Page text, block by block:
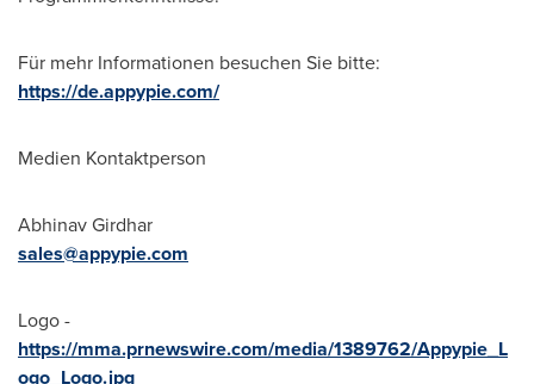
Für mehr Informationen besuchen Sie bitte:
https://de.appypie.com/
Medien Kontaktperson
Abhinav Girdhar
sales@appypie.com
Logo -
https://mma.prnewswire.com/media/1389762/Appypie_L
ogo_Logo.jpg